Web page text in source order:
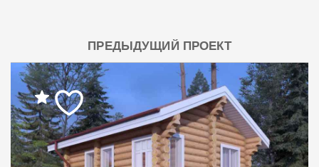
ПРЕДЫДУЩИЙ ПРОЕКТ